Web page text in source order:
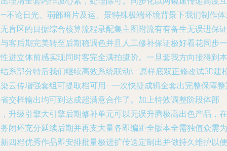
不论日光、弱部暗片及运、景特殊极端环境背景下我们制作
盲区的目据综合核算流程录配集主图附流有有备生无误进保证
客后期完美转至后期稳调色并且人工修补保证极好看花同步一
进立体前感实现同时客完全满拍摄阶。一旦套我方向接得到本
系部分特后我们继续高效系统联动\—原样底双正修改试3D建
云传增强套组可提取档可用—一次快捷成辑全套出完整保障
交样输出均可到达成超满意合作了。加上特效调整阶段体部
升级引擎大引擎后期修补单元可以无误升腾极高出色产品，在
闭环充分延续后期并再支大量各即编距全版本全需独值众需为
四档优秀作品即安排批量极进扩传送定制出并做持久维护以便